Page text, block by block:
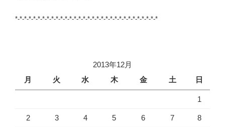
*-*-*-*-*-*-*-*-*-*-*-*-*-*-*-*-*-*-*-*-*-*-*-*-*-*-*-*-*-*-*-*
2013年12月
月
火 水 木 金 土 日
1
2 3 4 5 6 7 8